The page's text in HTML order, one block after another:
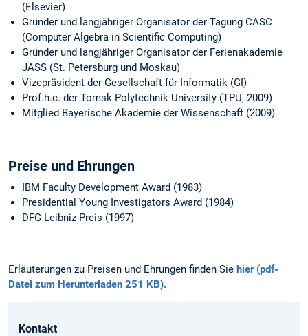
(Elsevier)
Gründer und langjähriger Organisator der Tagung CASC
(Computer Algebra in Scientific Computing)
Gründer und langjähriger Organisator der Ferienakademie
JASS (St. Petersburg und Moskau)
Vizepräsident der Gesellschaft für Informatik (GI)
Prof.h.c. der Tomsk Polytechnik University (TPU, 2009)
Mitglied Bayerische Akademie der Wissenschaft (2009)
Preise und Ehrungen
IBM Faculty Development Award (1983)
Presidential Young Investigators Award (1984)
DFG Leibniz-Preis (1997)
Erläuterungen zu Preisen und Ehrungen finden Sie hier (pdf-
Datei zum Herunterladen 251 KB).
Kontakt